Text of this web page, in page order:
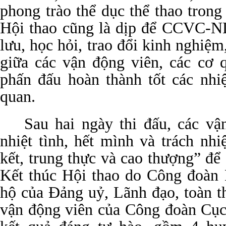
phong trào thể dục thể thao
Hội thao cũng là dịp để CCVC-
lưu, học hỏi, trao đổi kinh
giữa các vận động viên, các cơ
phấn đấu hoàn thành tốt các
quan.
Sau hai ngày thi đấu, các
nhiệt tình, hết mình và trách
kết, trung thực và cao thượng”
Kết thúc Hội thao do Công
hộ của Đảng uỷ, Lãnh đạo, toàn
vận động viên của Công đoàn